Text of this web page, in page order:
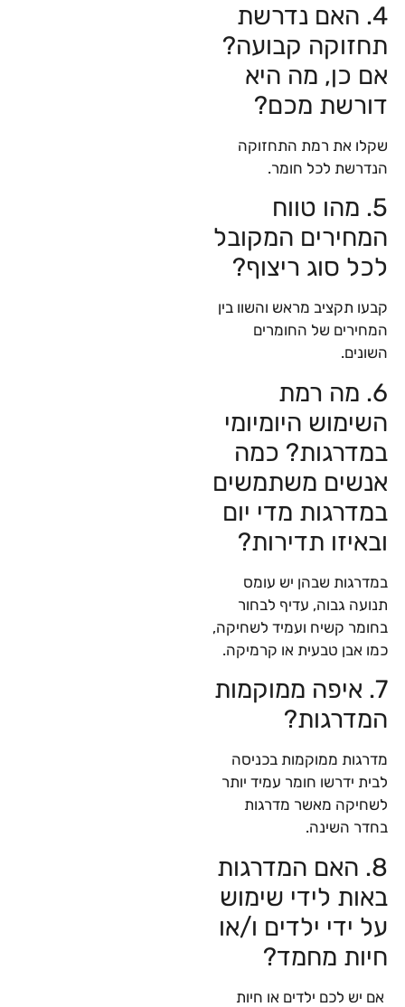
4. האם נדרשת
תחזוקה קבועה?
אם כן, מה היא
דורשת מכם?
שקלו את רמת התחזוקה
הנדרשת לכל חומר.
5. מהו טווח
המחירים המקובל
לכל סוג ריצוף?
קבעו תקציב מראש והשוו בין
המחירים של החומרים
השונים.
6. מה רמת
השימוש היומיומי
במדרגות? כמה
אנשים משתמשים
במדרגות מדי יום
ובאיזו תדירות?
במדרגות שבהן יש עומס
תנועה גבוה, עדיף לבחור
בחומר קשיח ועמיד לשחיקה,
כמו אבן טבעית או קרמיקה.
7. איפה ממוקמות
המדרגות?
מדרגות ממוקמות בכניסה
לבית ידרשו חומר עמיד יותר
לשחיקה מאשר מדרגות
בחדר השינה.
8. האם המדרגות
באות לידי שימוש
על ידי ילדים ו/או
חיות מחמד?
אם יש לכם ילדים או חיות